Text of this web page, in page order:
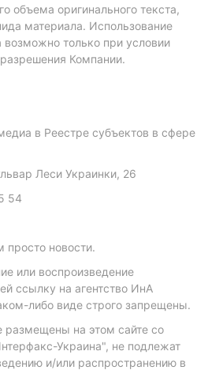
объема оригинального текста,
материала. Использование
возможно только при условии
Компании.
в Реестре субъектов в сфере
Леси Украинки, 26
54
просто новости.
или воспроизведение
ссылку на агентство ИнА
либо виде строго запрещены.
размещены на этом сайте со
Украина", не подлежат
и/или распространению в